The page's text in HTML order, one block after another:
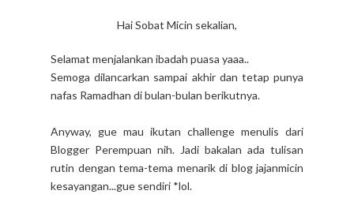
Hai Sobat Micin sekalian,
Selamat menjalankan ibadah puasa yaaa..
Semoga dilancarkan sampai akhir dan tetap punya
nafas Ramadhan di bulan-bulan berikutnya.
Anyway, gue mau ikutan challenge menulis dari
Blogger Perempuan nih. Jadi bakalan ada tulisan
rutin dengan tema-tema menarik di blog jajanmicin
kesayangan...gue sendiri *lol.